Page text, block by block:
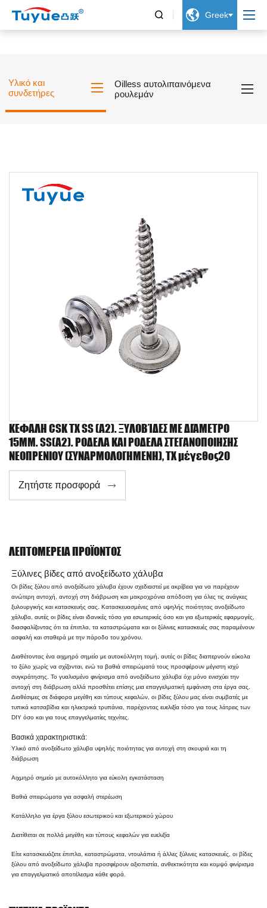
  Greek
Υλικό και
συνδετήρες
Oilless αυτολιπαινόμενα
ρουλεμάν
ΚΕΦΑΛΗ CSK TX SS (A2). ΞΥΛΟΒΊΔΕΣ ΜΕ ΔΙΆΜΕΤΡΟ
15MM. SS(A2). ΡΟΔΕΛΑ ΚΑΙ ΡΟΔΕΛΑ ΣΤΕΓΑΝΟΠΟΙΗΣΗΣ
ΝΕΟΠΡΕΝΙΟΥ (ΣΥΝΑΡΜΟΛΟΓΗΜΕΝΗ), TX μέγεθος20
Ζητήστε προσφορά 
ΛΕΠΤΟΜΈΡΕΙΑ ΠΡΟΪΌΝΤΟΣ
Ξύλινες βίδες από ανοξείδωτο χάλυβα
Οι βίδες ξύλου από ανοξείδωτο χάλυβα έχουν σχεδιαστεί με ακρίβεια για να παρέχουν
ανώτερη αντοχή, αντοχή στη διάβρωση και μακροχρόνια απόδοση για όλες τις ανάγκες
ξυλουργικής και κατασκευής σας. Κατασκευασμένες από υψηλής ποιότητας ανοξείδωτο
χάλυβα, αυτές οι βίδες είναι ιδανικές τόσο για εσωτερικές όσο και για εξωτερικές εφαρμογές,
διασφαλίζοντας ότι τα έπιπλα, τα καταστρώματα και οι ξύλινες κατασκευές σας παραμένουν
ασφαλή και σταθερά με την πάροδο του χρόνου.
Διαθέτοντας ένα αιχμηρό σημείο με αυτοκόλλητη τομή, αυτές οι βίδες διαπερνούν εύκολα
το ξύλο χωρίς να σχίζονται, ενώ τα βαθιά σπειρώματά τους προσφέρουν μέγιστη ισχύ
συγκράτησης. Το γυαλισμένο φινίρισμα από ανοξείδωτο χάλυβα όχι μόνο ενισχύει την
αντοχή στη διάβρωση αλλά προσθέτει επίσης μια επαγγελματική εμφάνιση στα έργα σας.
Διαθέσιμες σε διάφορα μεγέθη και τύπους κεφαλών, οι βίδες ξύλου μας είναι συμβατές με
τυπικά κατσαβίδια και ηλεκτρικά τρυπάνια, παρέχοντας ευελιξία τόσο για τους λάτρεις των
DIY όσο και για τους επαγγελματίες τεχνίτες.
Βασικά χαρακτηριστικά:
Υλικό από ανοξείδωτο χάλυβα υψηλής ποιότητας για αντοχή στη σκουριά και τη
διάβρωση
Αιχμηρό σημείο με αυτοκόλλητο για εύκολη εγκατάσταση
Βαθιά σπειρώματα για ασφαλή στερέωση
Κατάλληλο για έργα ξύλου εσωτερικού και εξωτερικού χώρου
Διατίθεται σε πολλά μεγέθη και τύπους κεφαλών για ευελιξία
Είτε κατασκευάζετε έπιπλα, καταστρώματα, ντουλάπια ή άλλες ξύλινες κατασκευές, οι βίδες
ξύλου από ανοξείδωτο χάλυβα προσφέρουν αξιοπιστία, ανθεκτικότητα και κομψό φινίρισμα
για επαγγελματικό αποτέλεσμα κάθε φορά.